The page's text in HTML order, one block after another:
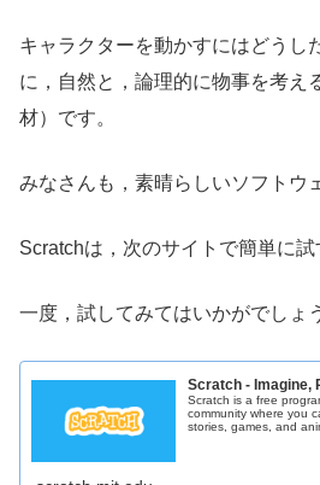
キャラクターを動かすにはどうし
に，自然と，論理的に物事を考え
材）です。
みなさんも，素晴らしいソフトウ
Scratchは，次のサイトで簡単に試
一度，試してみてはいかがでしょ
Scratch - Imagine,
Scratch is a free
community where you
stories, games, and